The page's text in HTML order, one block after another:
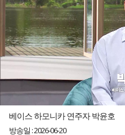
베이스 하모니카 연주자 박윤호
방송일 : 2026-06-20